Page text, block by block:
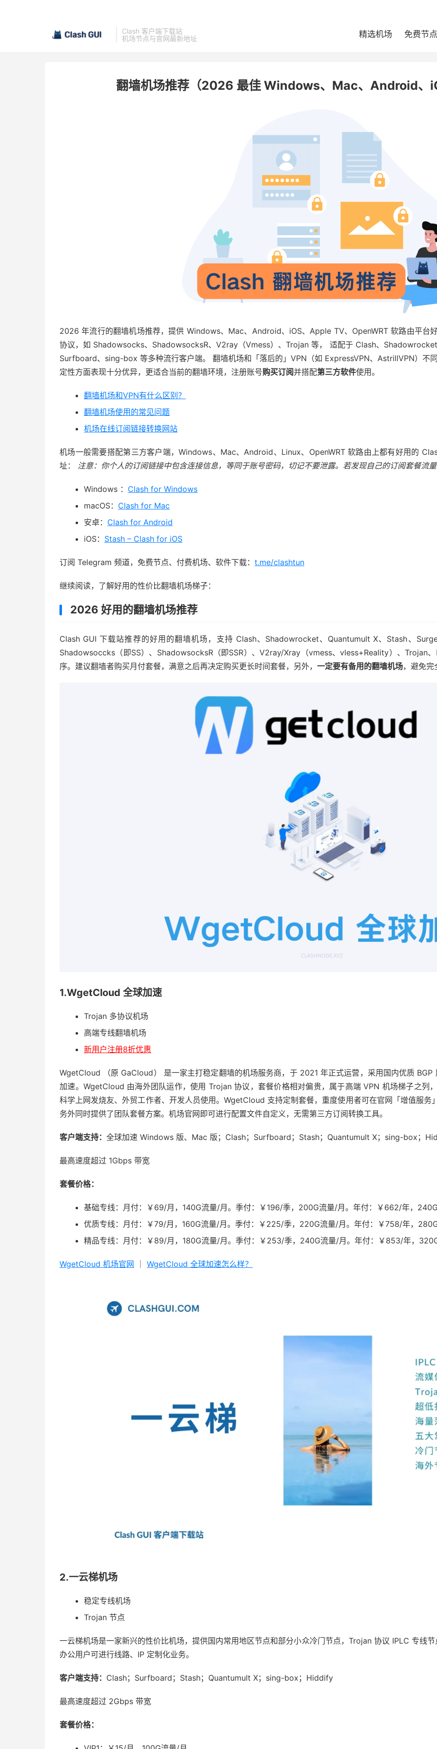
Clash 客户端下载站
机场节点与官网最新地址
精选机场 免费节点
翻墙机场推荐（2026 最佳 Windows、Mac、Android、
2026 年流行的翻墙机场推荐，提供 Windows、Mac、Android、iOS、Apple TV、OpenWRT 软路由平台
协议，如 Shadowsocks、ShadowsocksR、V2ray（Vmess）、Trojan 等， 适配于 Clash、
Surfboard、sing-box 等多种流行客户端。 翻墙机场和「落后的」VPN（如 ExpressVPN、AstrillVPN）不
定性方面表现十分优异，更适合当前的翻墙环境，注册账号购买订阅并搭配第三方软件使用。
翻墙机场和VPN有什么区别？
翻墙机场使用的常见问题
机场在线订阅链接转换网站
机场一般需要搭配第三方客户端，Windows、Mac、Android、Linux、OpenWRT 软路由上都有好用的
址： 注意：你个人的订阅链接中包含连接信息，等同于账号密码，切记不要泄露。若发现自己的订阅套餐流
Windows ： Clash for Windows
macOS： Clash for Mac
安卓： Clash for Android
iOS： Stash – Clash for iOS
订阅 Telegram 频道，免费节点、付费机场、软件下载： t.me/clashtun
继续阅读，了解好用的性价比翻墙机场梯子：
2026 好用的翻墙机场推荐
Clash GUI 下载站推荐的好用的翻墙机场，支持 Clash、Shadowrocket、Quantumult X、Stash、
Shadowsoccks（即SS）、ShadowsocksR（即SSR）、V2ray/Xray（vmess、vless+Reality）、Trojan
序。建议翻墙者购买月付套餐，满意之后再决定购买更长时间套餐，另外， 一定要有备用的翻墙机场，避免完
1.WgetCloud 全球加速
Trojan 多协议机场
高端专线翻墙机场
新用户注册8折优惠
WgetCloud （原 GaCloud） 是一家主打稳定翻墙的机场服务商，于 2021 年正式运营，采用国内优质
加速。WgetCloud 由海外团队运作，使用 Trojan 协议，套餐价格相对偏贵，属于高端 VPN 机场梯子之列
科学上网发烧友、外贸工作者、开发人员使用。WgetCloud 支持定制套餐，重度使用者可在官网「增值服务
务外同时提供了团队套餐方案。机场官网即可进行配置文件自定义，无需第三方订阅转换工具。
客户端支持： 全球加速 Windows 版、Mac 版；Clash；Surfboard；Stash；Quantumult X；sing-box；
最高速度超过 1Gbps 带宽
套餐价格：
基础专线：月付：￥69/月，140G流量/月。季付：￥196/季，200G流量/月。年付：￥662/年，
优质专线：月付：￥79/月，160G流量/月。季付：￥225/季，220G流量/月。年付：￥758/年，
精品专线：月付：￥89/月，180G流量/月。季付：￥253/季，240G流量/月。年付：￥853/年，
WgetCloud 机场官网 WgetCloud 全球加速怎么样？
2.一云梯机场
稳定专线机场
Trojan 节点
一云梯机场是一家新兴的性价比机场，提供国内常用地区节点和部分小众冷门节点，Trojan 协议 IPLC 专线
办公用户可进行线路、IP 定制化业务。
客户端支持： Clash；Surfboard；Stash；Quantumult X；sing-box；Hiddify
最高速度超过 2Gbps 带宽
套餐价格：